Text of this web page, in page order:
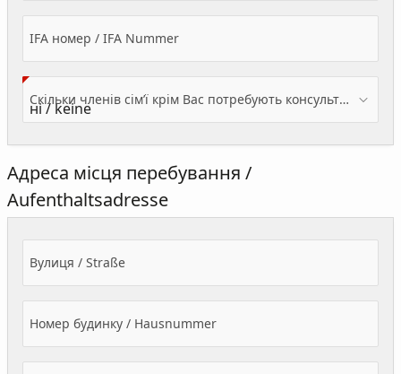
IFA номер / IFA Nummer
Скільки членів сім’ї крім Вас потребують консультації? / Wieviele Familienmitglieder brauchen Beratung - zusätzlich zu Ihnen?
Адреса місця перебування /
Aufenthaltsadresse
Вулиця / Straße
Номер будинку / Hausnummer